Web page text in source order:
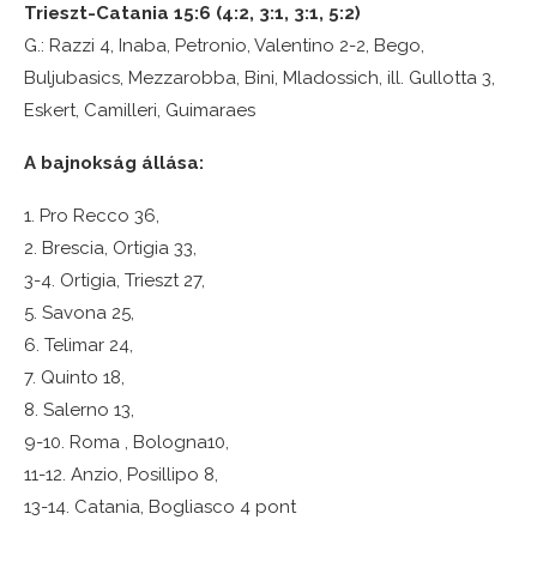
Trieszt-Catania 15:6 (4:2, 3:1, 3:1, 5:2)
G.: Razzi 4, Inaba, Petronio, Valentino 2-2, Bego,
Buljubasics, Mezzarobba, Bini, Mladossich, ill. Gullotta 3,
Eskert, Camilleri, Guimaraes
A bajnokság állása:
1. Pro Recco 36,
2. Brescia, Ortigia 33,
3-4. Ortigia, Trieszt 27,
5. Savona 25,
6. Telimar 24,
7. Quinto 18,
8. Salerno 13,
9-10. Roma , Bologna10,
11-12. Anzio, Posillipo 8,
13-14. Catania, Bogliasco 4 pont